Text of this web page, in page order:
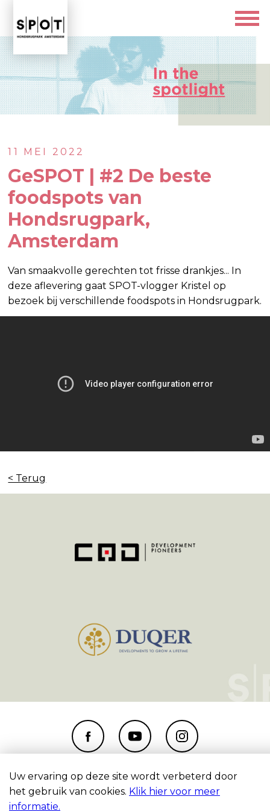
Uw ervaring op deze site wordt verbeterd door
het gebruik van cookies. Klik hier voor meer
informatie.
11 MEI 2022
GeSPOT | #2 De beste
foodspots van
Hondsrugpark,
Amsterdam
Van smaakvolle gerechten tot frisse drankjes... In
deze aflevering gaat SPOT-vlogger Kristel op
bezoek bij verschillende foodspots in Hondsrugpark.
< Terug
Disclaimer & privacyverklaring